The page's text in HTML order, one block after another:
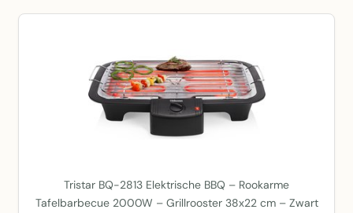
Tristar BQ-2813 Elektrische BBQ – Rookarme
Tafelbarbecue 2000W – Grillrooster 38x22 cm – Zwart